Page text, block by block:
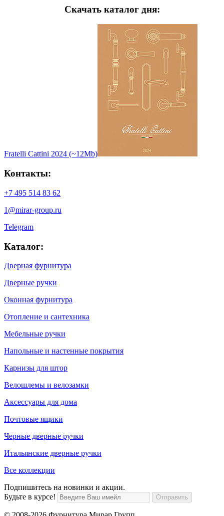
Скачать каталог дня:
Fratelli Cattini 2024 (~12Mb)
Контакты:
+7 495 514 83 62
1@mirar-group.ru
Telegram
Каталог:
Дверная фурнитура
Дверные ручки
Оконная фурнитура
Отопление и сантехника
Мебельные ручки
Напольные и настенные покрытия
Карнизы для штор
Велошлемы и велозамки
Аксессуары для дома
Почтовые ящики
Черные дверные ручки
Итальянские дверные ручки
Все коллекции
Подпишитесь на новинки и акции.
Будьте в курсе!